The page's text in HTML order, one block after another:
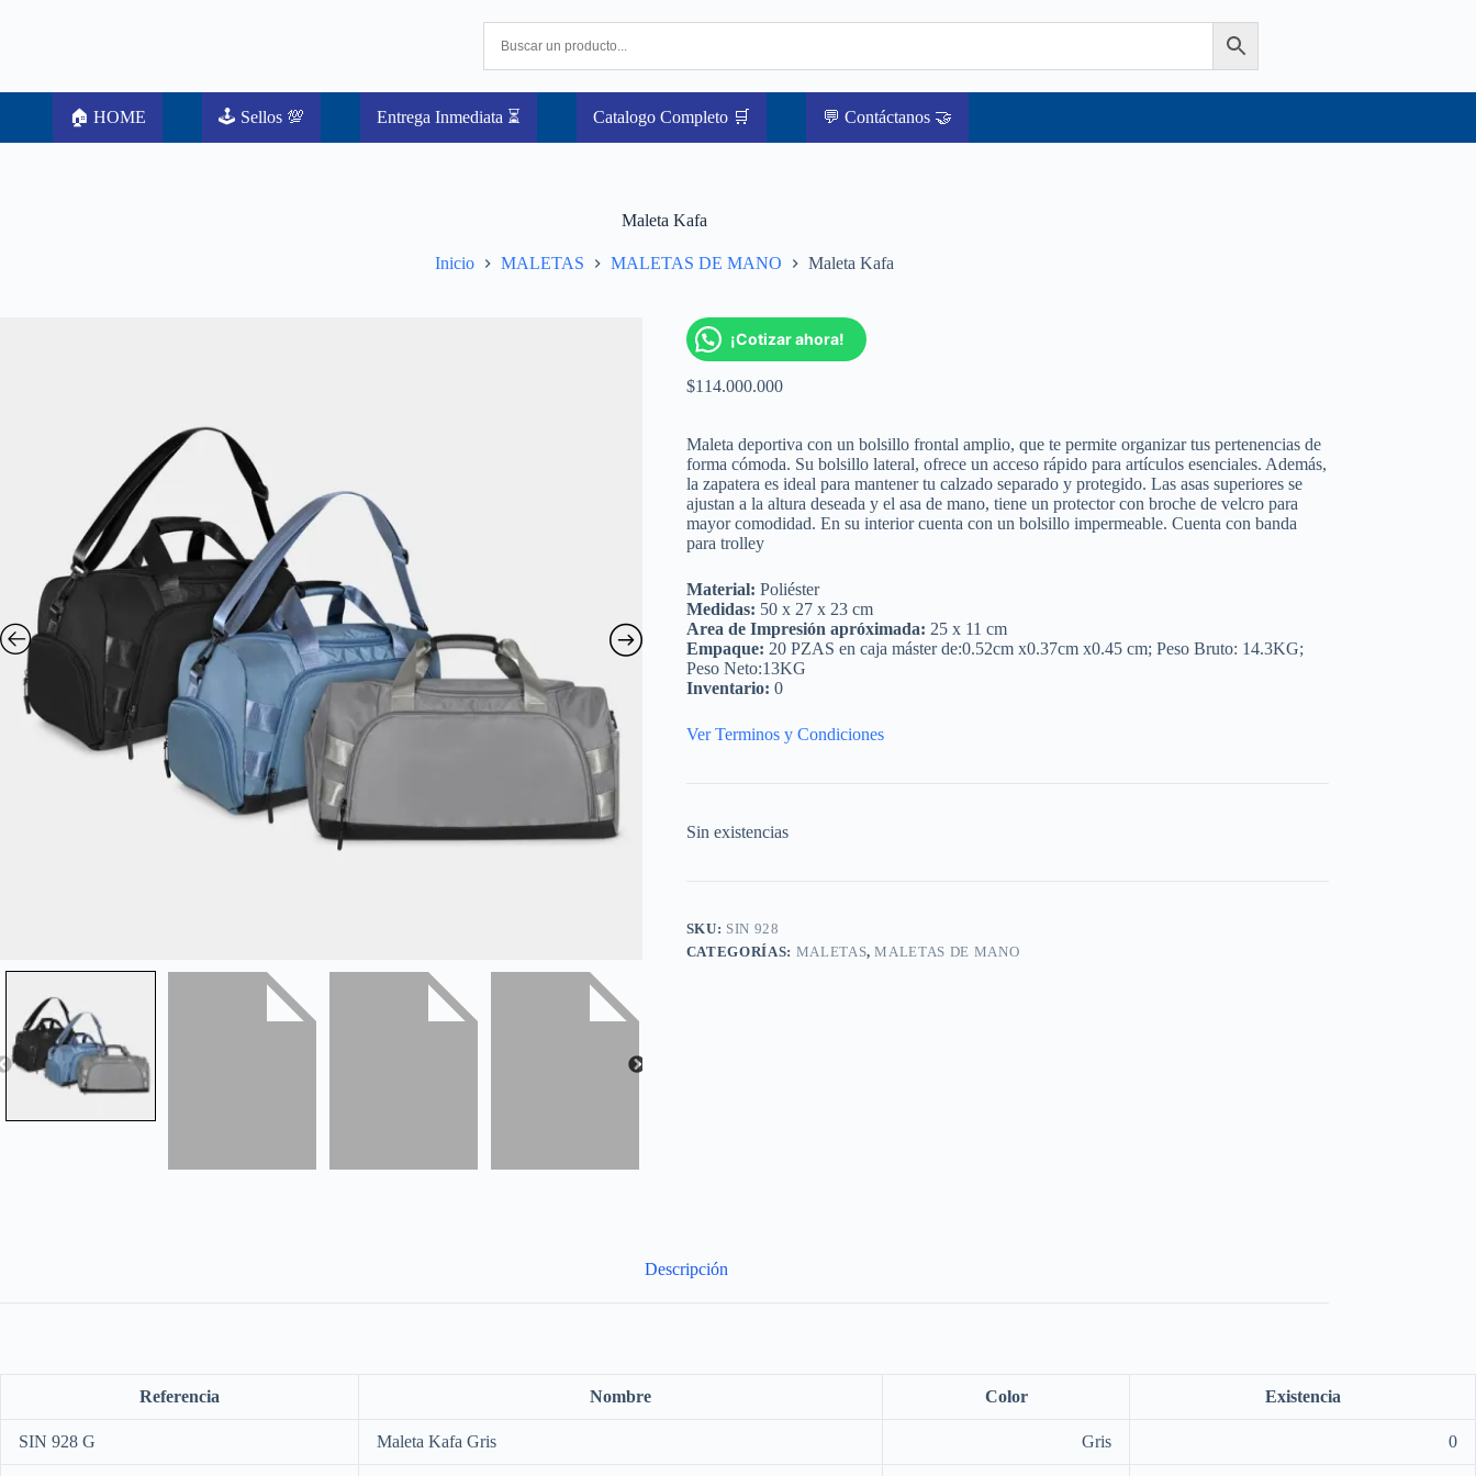
🏠 HOME 🕹️ Sellos 💯 Entrega Inmediata ⏳ Catalogo Completo 🛒 💬 Contáctanos 🤝
Maleta Kafa
Inicio MALETAS MALETAS DE MANO Maleta Kafa
¡Cotizar ahora!
$114.000.000
Maleta deportiva con un bolsillo frontal amplio, que te permite organizar tus pertenencias de
forma cómoda. Su bolsillo lateral, ofrece un acceso rápido para artículos esenciales. Además,
la zapatera es ideal para mantener tu calzado separado y protegido. Las asas superiores se
ajustan a la altura deseada y el asa de mano, tiene un protector con broche de velcro para
mayor comodidad. En su interior cuenta con un bolsillo impermeable. Cuenta con banda
para trolley
Material: Poliéster
Medidas: 50 x 27 x 23 cm
Area de Impresión apróximada: 25 x 11 cm
Empaque: 20 PZAS en caja máster de:0.52cm x0.37cm x0.45 cm; Peso Bruto: 14.3KG;
Peso Neto:13KG
Inventario: 0
Ver Terminos y Condiciones
Sin existencias
SKU: SIN 928
CATEGORÍAS: MALETAS,MALETAS DE MANO
Descripción
Referencia Nombre Color Existencia
SIN 928 G Maleta Kafa Gris Gris 0